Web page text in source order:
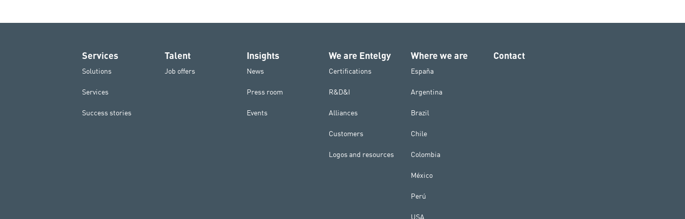
Services
Solutions
Services
Success stories
Talent
Job offers
Insights
News
Press room
Events
We are Entelgy
Certifications
R&D&I
Alliances
Customers
Logos and resources
Where we are
España
Argentina
Brazil
Chile
Colombia
México
Perú
USA
Contact